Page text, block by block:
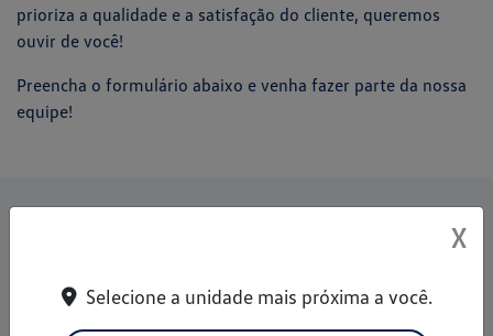
prioriza a qualidade e a satisfação do cliente, queremos
ouvir de você!
Preencha o formulário abaixo e venha fazer parte da nossa
equipe!
X
Selecione a unidade mais próxima a você.